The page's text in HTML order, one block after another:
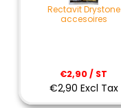
Rectavit Drystone
accesoires
€2,90 / ST
€2,90 Excl Tax